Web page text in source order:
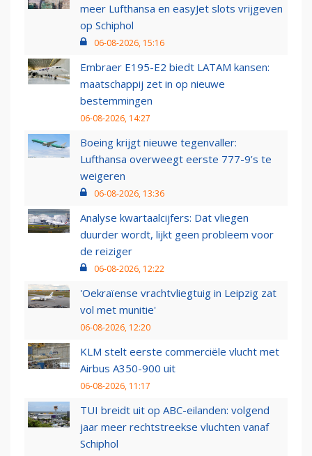
meer Lufthansa en easyJet slots vrijgeven
op Schiphol
06-08-2026, 15:16
Embraer E195-E2 biedt LATAM kansen:
maatschappij zet in op nieuwe
bestemmingen
06-08-2026, 14:27
Boeing krijgt nieuwe tegenvaller:
Lufthansa overweegt eerste 777-9’s te
weigeren
06-08-2026, 13:36
Analyse kwartaalcijfers: Dat vliegen
duurder wordt, lijkt geen probleem voor
de reiziger
06-08-2026, 12:22
'Oekraïense vrachtvliegtuig in Leipzig zat
vol met munitie'
06-08-2026, 12:20
KLM stelt eerste commerciële vlucht met
Airbus A350-900 uit
06-08-2026, 11:17
TUI breidt uit op ABC-eilanden: volgend
jaar meer rechtstreekse vluchten vanaf
Schiphol